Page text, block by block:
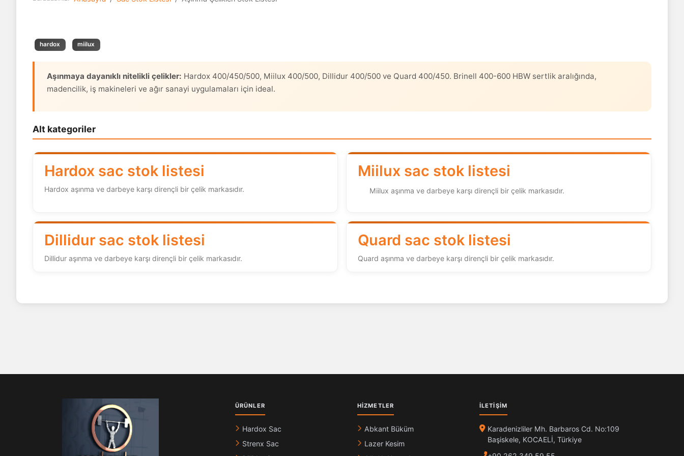
hardox miilux
Aşınmaya dayanıklı nitelikli çelikler: Hardox 400/450/500, Miilux 400/500, Dillidur 400/500 ve Quard 400/450. Brinell 400-600 HBW sertlik aralığında,
madencilik, iş makineleri ve ağır sanayi uygulamaları için ideal.
Alt kategoriler
Hardox sac stok listesi
Hardox aşınma ve darbeye karşı dirençli bir çelik markasıdır.
Miilux sac stok listesi
Miilux aşınma ve darbeye karşı dirençli bir çelik markasıdır.
Dillidur sac stok listesi
Dillidur aşınma ve darbeye karşı dirençli bir çelik markasıdır.
Quard sac stok listesi
Quard aşınma ve darbeye karşı dirençli bir çelik markasıdır.
ÜRÜNLER
Hardox Sac
Strenx Sac
HIZMETLER
Abkant Büküm
Lazer Kesim
İLETIŞIM
Karadenizliler Mh. Barbaros Cd. No:109
Başiskele, KOCAELİ, Türkiye